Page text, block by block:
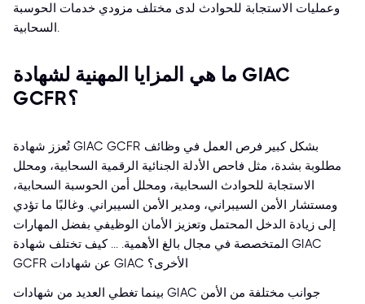
وعمليات الاستجابة للحوادث لدى مختلف مزودي خدمات الحوسبة
السحابية.
ما هي المزايا المهنية لشهادة GIAC
GCFR؟
تُعزز شهادة GIAC GCFR بشكل كبير فرص العمل في وظائف
مطلوبة بشدة، مثل فاحص الأدلة الجنائية الرقمية السحابية، ومحلل
الاستجابة للحوادث السحابية، ومحلل أمن الحوسبة السحابية،
ومستشار الأمن السيبراني، ومدير الأمن السيبراني. وغالبًا ما تؤدي
إلى زيادة الدخل المحتمل وتعزيز الأمان الوظيفي بفضل المهارات
المتخصصة في مجال بالغ الأهمية. ... كيف تختلف شهادة GIAC
GCFR عن شهادات GIAC الأخرى؟
بينما تغطي العديد من شهادات GIAC جوانب مختلفة من الأمن